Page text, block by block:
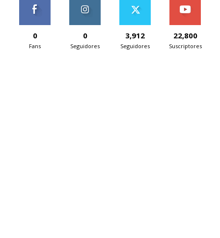
0
Fans
0
Seguidores
3,912
Seguidores
22,800
Suscriptores